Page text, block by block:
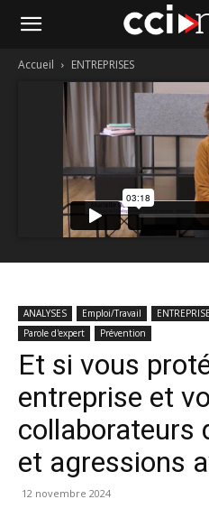
Accueil ENTREPRISES
ANALYSES Emploi/Travail
Parole d'expert
Prévention
Et si vous
entreprise et
collaborateurs
et agressions
12 novembre 2024